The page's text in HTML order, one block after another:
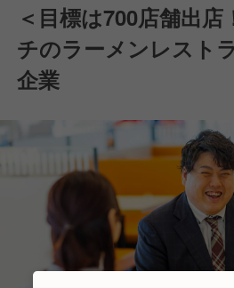
＜目標は700店舗出
チのラーメンレスト
企業